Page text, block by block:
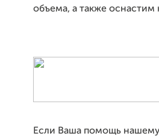
объема, а также
Если Ваша помощь